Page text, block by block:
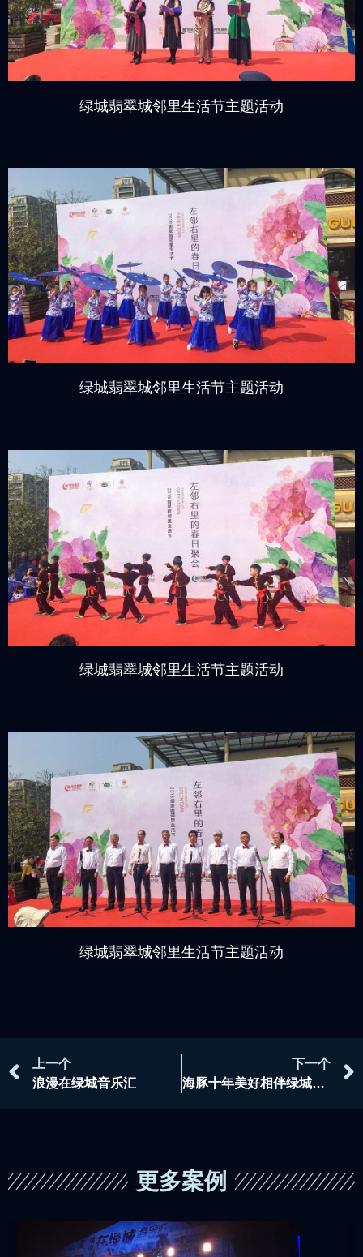
绿城翡翠城邻里生活节主题活动
绿城翡翠城邻里生活节主题活动
绿城翡翠城邻里生活节主题活动
绿城翡翠城邻里生活节主题活动
上一个
浪漫在绿城音乐汇
下一个
海豚十年美好相伴绿城海豚计划主题活动
更多案例